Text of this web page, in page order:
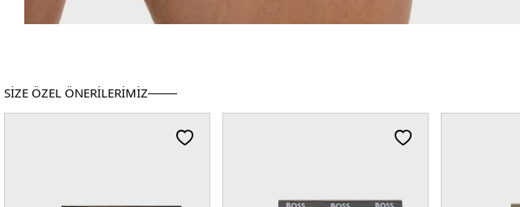
SİZE ÖZEL ÖNERİLERİMİZ